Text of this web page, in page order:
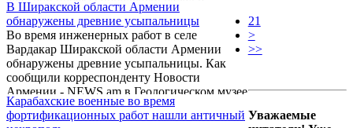
научное развитие Нагорно-Карабахской
Республики. Как сообщает
Информационный Центр газеты армян
России "Еркрамас", в 2014-15 гг. было
проведено предварительное разведочное
исследование, доказавшее, что данный
памятник является стоянкой
палеолитического человека.
В Ширакской области Армении
обнаружены древние усыпальницы
Во время инженерных работ в селе
Вардакар Ширакской области Армении
обнаружены древние усыпальницы. Как
сообщили корреспонденту Новости
Армении - NEWS.am в Геологическом музее
Ширака, обнаруженные усыпальницы
изучаются. В основном они датируются 7 в
Карабахские военные во время
фортификационных работ нашли античный
21
>
>>
Уважаемые